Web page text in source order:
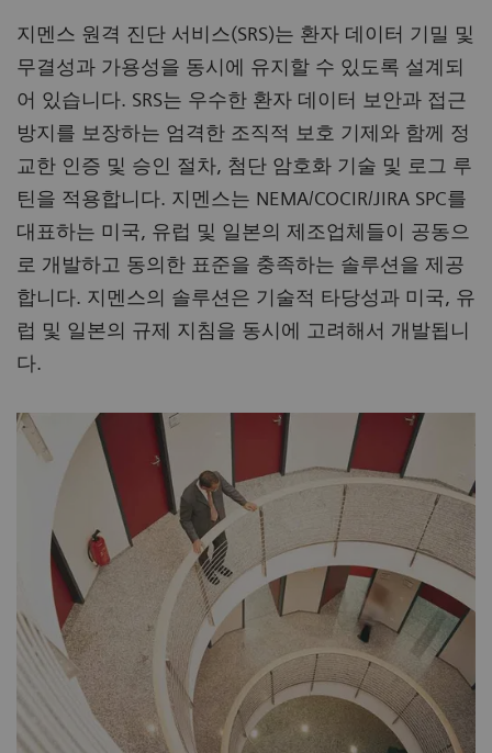
지멘스 원격 진단 서비스(SRS)는 환자 데이터 기밀 및
무결성과 가용성을 동시에 유지할 수 있도록 설계되
어 있습니다. SRS는 우수한 환자 데이터 보안과 접근
방지를 보장하는 엄격한 조직적 보호 기제와 함께 정
교한 인증 및 승인 절차, 첨단 암호화 기술 및 로그 루
틴을 적용합니다. 지멘스는 NEMA/COCIR/JIRA SPC를
대표하는 미국, 유럽 및 일본의 제조업체들이 공동으
로 개발하고 동의한 표준을 충족하는 솔루션을 제공
합니다. 지멘스의 솔루션은 기술적 타당성과 미국, 유
럽 및 일본의 규제 지침을 동시에 고려해서 개발됩니
다.